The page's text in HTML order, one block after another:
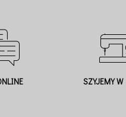
SZYJEMY W